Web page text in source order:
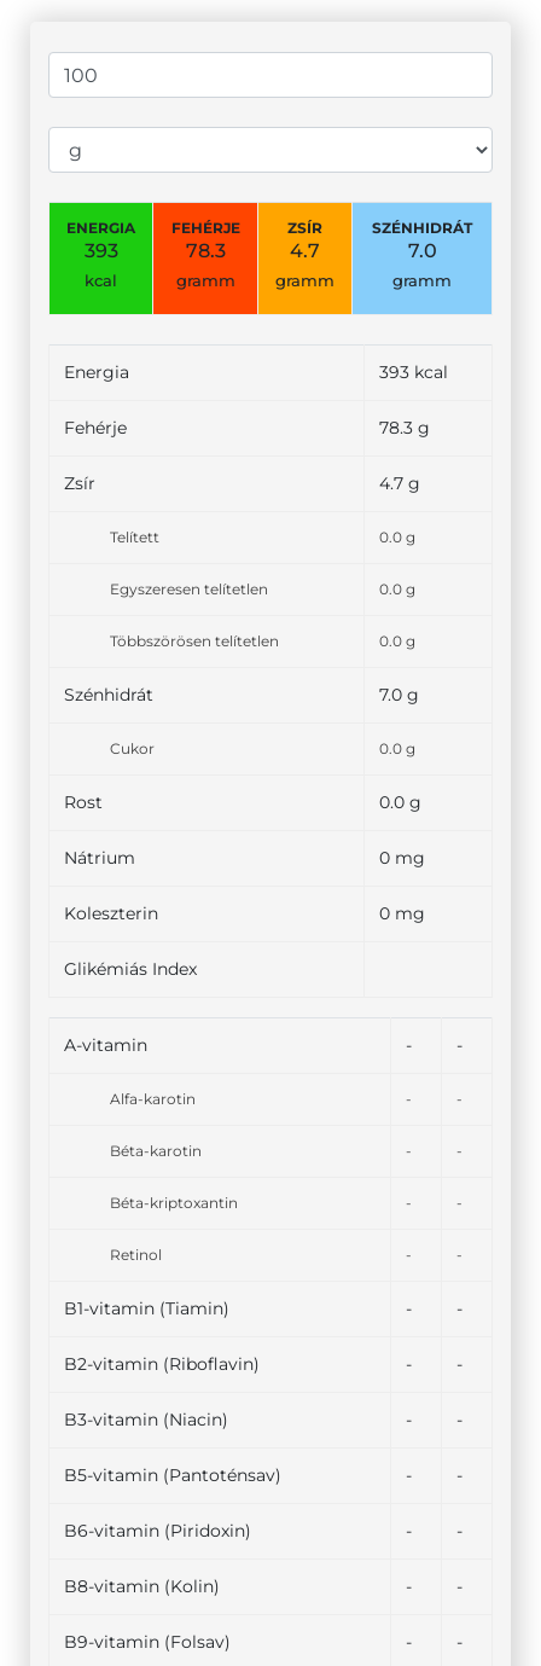
ENERGIA
393
kcal
FEHÉRJE
78.3
gramm
ZSÍR
4.7
gramm
SZÉNHIDRÁT
7.0
gramm
Energia 393 kcal
Fehérje 78.3 g
Zsír 4.7 g
Telített 0.0 g
Egyszeresen telítetlen 0.0 g
Többszörösen telítetlen 0.0 g
Szénhidrát 7.0 g
Cukor 0.0 g
Rost 0.0 g
Nátrium 0 mg
Koleszterin 0 mg
Glikémiás Index
A-vitamin - -
Alfa-karotin - -
Béta-karotin - -
Béta-kriptoxantin - -
Retinol - -
B1-vitamin (Tiamin) - -
B2-vitamin (Riboflavin) - -
B3-vitamin (Niacin) - -
B5-vitamin (Pantoténsav) - -
B6-vitamin (Piridoxin) - -
B8-vitamin (Kolin) - -
B9-vitamin (Folsav) - -